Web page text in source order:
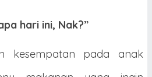
hari ini, Nak?”
kesempatan pada anak